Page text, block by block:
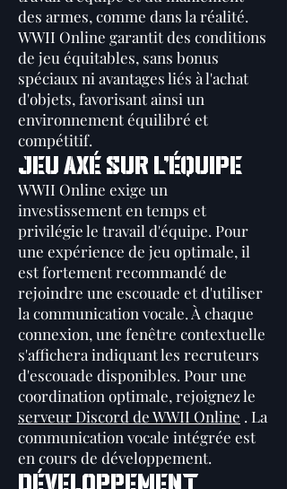
des armes, comme dans la réalité.
WWII Online garantit des conditions
de jeu équitables, sans bonus
spéciaux ni avantages liés à l'achat
d'objets, favorisant ainsi un
environnement équilibré et
compétitif.
JEU AXÉ SUR L'ÉQUIPE
WWII Online exige un
investissement en temps et
privilégie le travail d'équipe. Pour
une expérience de jeu optimale, il
est fortement recommandé de
rejoindre une escouade et d'utiliser
la communication vocale. À chaque
connexion, une fenêtre contextuelle
s'affichera indiquant les recruteurs
d'escouade disponibles. Pour une
coordination optimale, rejoignez le
serveur Discord de WWII Online . La
communication vocale intégrée est
en cours de développement.
DÉVELOPPEMENT